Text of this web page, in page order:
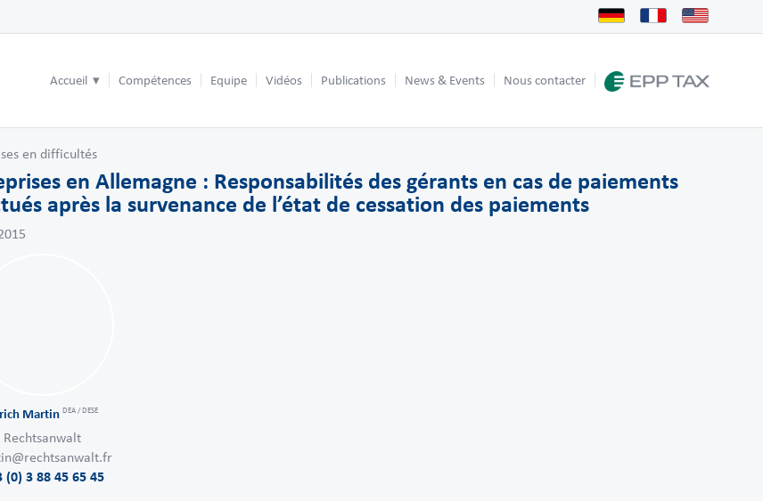
Accueil Compétences Equipe Vidéos Publications News & Events Nous contacter
en difficultés
en Allemagne : Responsabilités des gérants en cas de paiements
après la survenance de l’état de cessation des paiements
MartinDEA / DESE
Rechtsanwalt
(0) 3 88 45 65 45